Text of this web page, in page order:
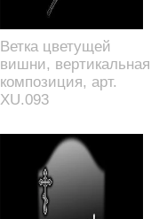
Ветка цветущей
вишни, вертикальная
композиция, арт.
XU.093